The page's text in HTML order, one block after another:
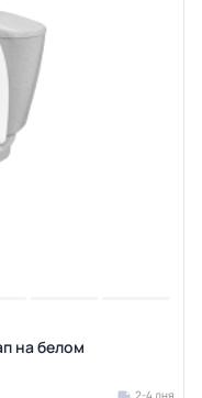
на белом
2-4 дня